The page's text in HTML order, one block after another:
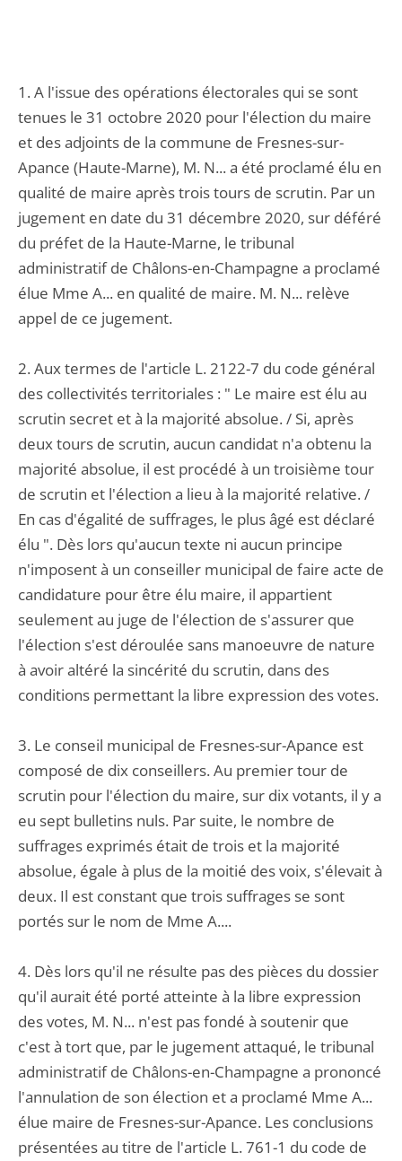
1. A l'issue des opérations électorales qui se sont
tenues le 31 octobre 2020 pour l'élection du maire
et des adjoints de la commune de Fresnes-sur-
Apance (Haute-Marne), M. N... a été proclamé élu en
qualité de maire après trois tours de scrutin. Par un
jugement en date du 31 décembre 2020, sur déféré
du préfet de la Haute-Marne, le tribunal
administratif de Châlons-en-Champagne a proclamé
élue Mme A... en qualité de maire. M. N... relève
appel de ce jugement.
2. Aux termes de l'article L. 2122-7 du code général
des collectivités territoriales : " Le maire est élu au
scrutin secret et à la majorité absolue. / Si, après
deux tours de scrutin, aucun candidat n'a obtenu la
majorité absolue, il est procédé à un troisième tour
de scrutin et l'élection a lieu à la majorité relative. /
En cas d'égalité de suffrages, le plus âgé est déclaré
élu ". Dès lors qu'aucun texte ni aucun principe
n'imposent à un conseiller municipal de faire acte de
candidature pour être élu maire, il appartient
seulement au juge de l'élection de s'assurer que
l'élection s'est déroulée sans manoeuvre de nature
à avoir altéré la sincérité du scrutin, dans des
conditions permettant la libre expression des votes.
3. Le conseil municipal de Fresnes-sur-Apance est
composé de dix conseillers. Au premier tour de
scrutin pour l'élection du maire, sur dix votants, il y a
eu sept bulletins nuls. Par suite, le nombre de
suffrages exprimés était de trois et la majorité
absolue, égale à plus de la moitié des voix, s'élevait à
deux. Il est constant que trois suffrages se sont
portés sur le nom de Mme A....
4. Dès lors qu'il ne résulte pas des pièces du dossier
qu'il aurait été porté atteinte à la libre expression
des votes, M. N... n'est pas fondé à soutenir que
c'est à tort que, par le jugement attaqué, le tribunal
administratif de Châlons-en-Champagne a prononcé
l'annulation de son élection et a proclamé Mme A...
élue maire de Fresnes-sur-Apance. Les conclusions
présentées au titre de l'article L. 761-1 du code de